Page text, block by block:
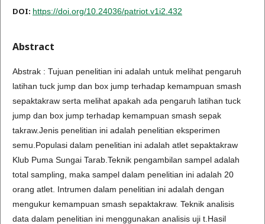
DOI: https://doi.org/10.24036/patriot.v1i2.432
Abstract
Abstrak : Tujuan penelitian ini adalah untuk melihat pengaruh
latihan tuck jump dan box jump terhadap kemampuan smash
sepaktakraw serta melihat apakah ada pengaruh latihan tuck
jump dan box jump terhadap kemampuan smash sepak
takraw.Jenis penelitian ini adalah penelitian eksperimen
semu.Populasi dalam penelitian ini adalah atlet sepaktakraw
Klub Puma Sungai Tarab.Teknik pengambilan sampel adalah
total sampling, maka sampel dalam penelitian ini adalah 20
orang atlet. Intrumen dalam penelitian ini adalah dengan
mengukur kemampuan smash sepaktakraw. Teknik analisis
data dalam penelitian ini menggunakan analisis uji t.Hasil